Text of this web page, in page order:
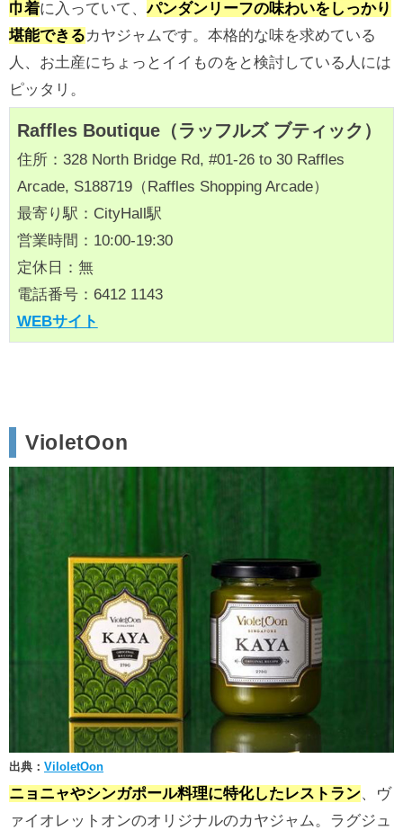
巾着に入っていて、パンダンリーフの味わいをしっかり
堪能できるカヤジャムです。本格的な味を求めている
人、お土産にちょっとイイものをと検討している人には
ピッタリ。
Raffles Boutique（ラッフルズ ブティック）
住所：328 North Bridge Rd, #01-26 to 30 Raffles
Arcade, S188719（Raffles Shopping Arcade）
最寄り駅：CityHall駅
営業時間：10:00-19:30
定休日：無
電話番号：6412 1143
WEBサイト
VioletOon
出典： ViloletOon
ニョニャやシンガポール料理に特化したレストラン、ヴ
ァイオレットオンのオリジナルのカヤジャム。ラグジュ